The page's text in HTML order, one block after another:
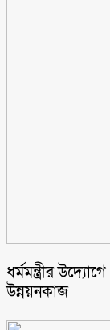
ধর্মমন্ত্রীর
উন্নয়নকাজ